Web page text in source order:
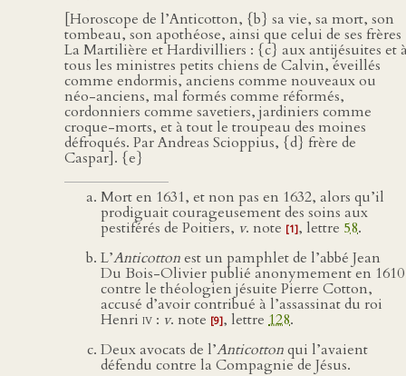
[Horoscope de l’Anticotton, {b} sa vie, sa mort, son
tombeau, son apothéose, ainsi que celui de ses frères
La Martilière et Hardivilliers : {c} aux antijésuites et
tous les ministres petits chiens de Calvin, éveillés
comme endormis, anciens comme nouveaux ou
néo-anciens, mal formés comme réformés,
cordonniers comme savetiers, jardiniers comme
croque-morts, et à tout le troupeau des moines
défroqués. Par Andreas Scioppius, {d} frère de
Caspar]. {e}
Mort en 1631, et non pas en 1632, alors qu’il
prodiguait courageusement des soins aux
pestiférés de Poitiers, v. note [1], lettre 58.
L’Anticottonest un pamphlet de l’abbé Jean
Du Bois-Olivier publié anonymement en 1610
contre le théologien jésuite Pierre Cotton,
accusé d’avoir contribué à l’assassinat du roi
Henri iv : v. note [9], lettre 128.
Deux avocats de l’Anticottonqui l’avaient
défendu contre la Compagnie de Jésus.